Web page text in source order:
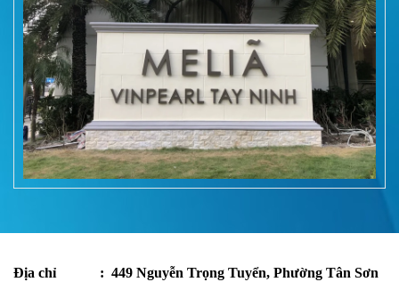
Địa chỉ
: 449 Nguyễn Trọng Tuyển, Phường Tân Sơn